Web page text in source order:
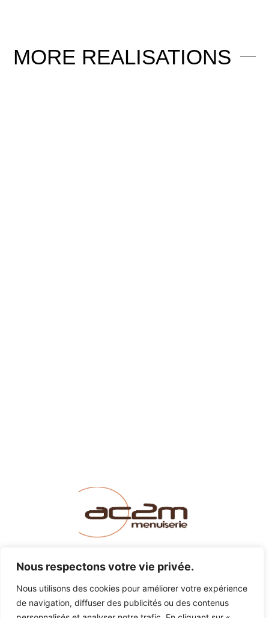
Nous respectons votre vie privée.
Nous utilisons des cookies pour améliorer votre expérience
de navigation, diffuser des publicités ou des contenus
MORE REALISATIONS
LINKEDIN INSTAGRAM FACEBOOK
MENUISERIE@AC2M-CREATION.FR